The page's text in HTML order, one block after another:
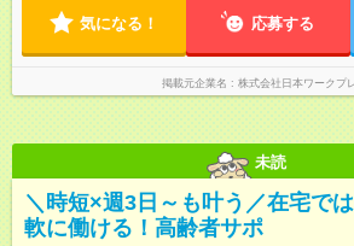
気になる！ 応募する
掲載元企業名 株式会社日本ワークプ
未読
＼時短×週3日～も叶う／在宅で
軟に働ける！高齢者サポ